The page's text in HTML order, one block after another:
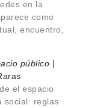
en la
como
encuentro,
público |
el espacio
social: reglas